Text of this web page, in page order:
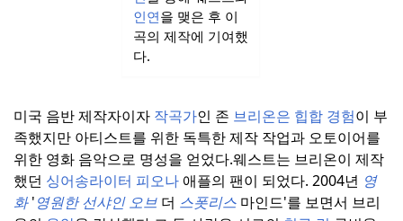
인연을 맺은 후 이
곡의 제작에 기여했
다.
미국 음반 제작자이자 작곡가인 존 브리온은 힙합 경험이 부
족했지만 아티스트를 위한 독특한 제작 작업과 오토이어를
위한 영화 음악으로 명성을 얻었다.웨스트는 브리온이 제작
했던 싱어송라이터 피오나 애플의 팬이 되었다. 2004년 영
화'영원한 선샤인 오브 더 스폿리스 마인드'를 보면서 브리